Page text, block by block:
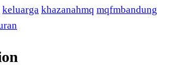
keluarga khazanahmq mqfmbandung